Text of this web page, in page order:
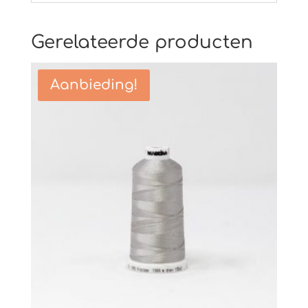
Gerelateerde producten
Aanbieding!